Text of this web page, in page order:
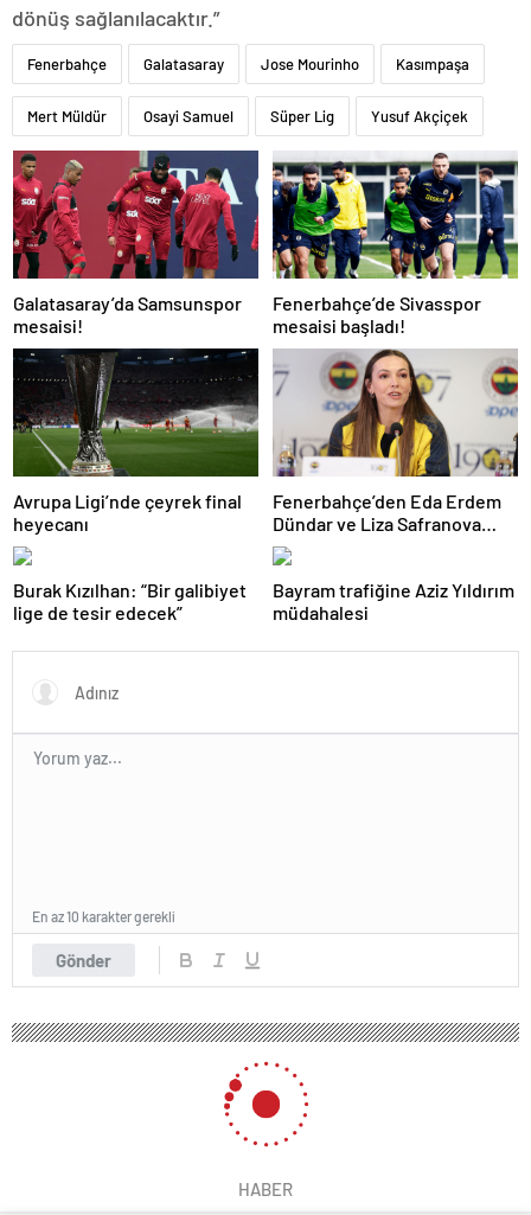
dönüş sağlanılacaktır.”
Fenerbahçe Galatasaray Jose Mourinho Kasımpaşa
Mert Müldür Osayi Samuel Süper Lig Yusuf Akçiçek
Galatasaray’da Samsunspor
mesaisi!
Fenerbahçe’de Sivasspor
mesaisi başladı!
Avrupa Ligi’nde çeyrek final
heyecanı
Fenerbahçe’den Eda Erdem
Dündar ve Liza Safranova
açıklaması!
Burak Kızılhan: “Bir galibiyet
lige de tesir edecek”
Bayram trafiğine Aziz Yıldırım
müdahalesi
Gönder
En az 10 karakter gerekli
HABER